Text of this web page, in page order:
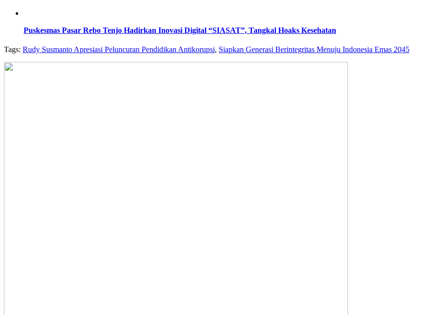
Puskesmas Pasar Rebo Tenjo Hadirkan Inovasi Digital “SIASAT”, Tangkal Hoaks Kesehatan
Tags: Rudy Susmanto Apresiasi Peluncuran Pendidikan Antikorupsi, Siapkan Generasi Berintegritas Menuju Indonesia Emas 2045